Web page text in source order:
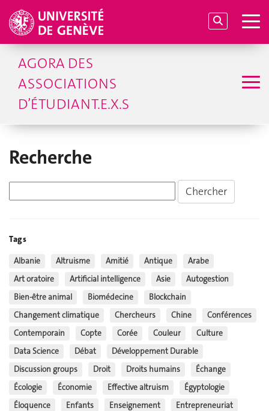
AGORA DES
ASSOCIATIONS
D’ÉTUDIANT.E.X.S
Recherche
Tags
Albanie Altruisme Amitié Antique
Arabe
Art oratoire
Artificial intelligence Asie
Autogestion
Bien-être animal
Biomédecine
Blockchain
Changement climatique
Chercheurs Chine
Conférences
Contemporain
Copte Corée Couleur
Culture
Data Science
Débat
Développement Durable
Discussion groups
Droit Droits humains
Échange
Écologie
Économie Effective altruism
Égyptologie
Éloquence
Enfants Enseignement
Entrepreneuriat